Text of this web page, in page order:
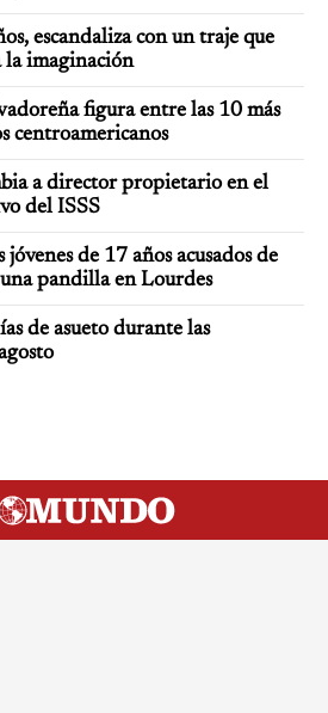
escandaliza con un traje que
la imaginación
figura entre las 10 más
centroamericanos
a director propietario en el
del ISSS
de 17 años acusados de
pandilla en Lourdes
de asueto durante las